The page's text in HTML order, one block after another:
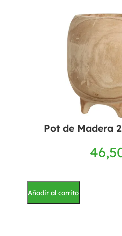
Pot de Madera
Añadir al carrito